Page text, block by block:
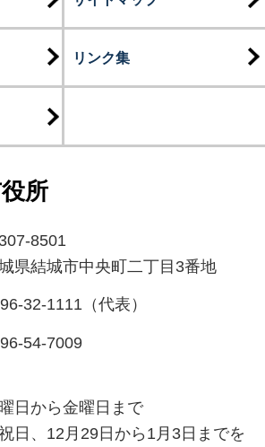
リンク集
所
8501
県結城市中央町二丁目3番地
32-1111（代表）
54-7009
日から金曜日まで
祝日、12月29日から1月3日までを